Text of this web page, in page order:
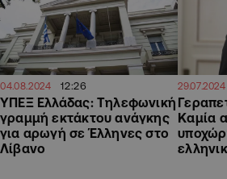
04.08.2024 12:26
ΥΠΕΞ Ελλάδας: Τηλεφωνική
γραμμή εκτάκτου ανάγκης
για αρωγή σε Έλληνες στο
Λίβανο
29.07.2024
Καμία